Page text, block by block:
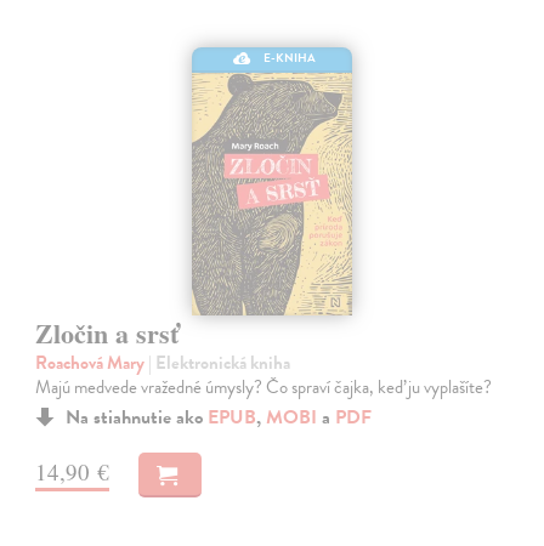
E-KNIHA
Zločin a srsť
Roachová Mary| Elektronická kniha
Majú medvede vražedné úmysly? Čo spraví čajka, keď ju vyplašíte?
Na stiahnutie ako EPUB, MOBI a PDF
14,90 €